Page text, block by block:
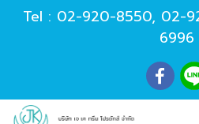
Tel : 02-920-8550, 02-
6996